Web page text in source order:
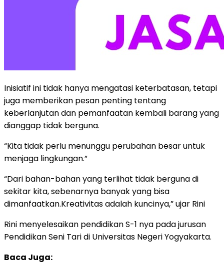
Inisiatif ini tidak hanya mengatasi keterbatasan, tetapi
juga memberikan pesan penting tentang
keberlanjutan dan pemanfaatan kembali barang yang
dianggap tidak berguna.
“Kita tidak perlu menunggu perubahan besar untuk
menjaga lingkungan.”
“Dari bahan-bahan yang terlihat tidak berguna di
sekitar kita, sebenarnya banyak yang bisa
dimanfaatkan.Kreativitas adalah kuncinya,” ujar Rini
Rini menyelesaikan pendidikan S-1 nya pada jurusan
Pendidikan Seni Tari di Universitas Negeri Yogyakarta.
Baca Juga: